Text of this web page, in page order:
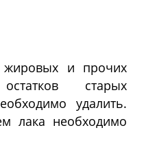
и прочих
старых
удалить.
лака необходимо